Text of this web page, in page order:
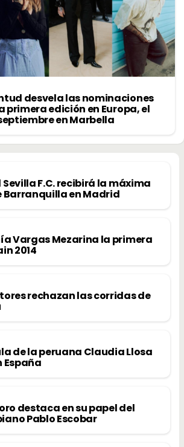
desvela las nominaciones
primera edición en Europa, el
en Marbella
F.C. recibirá la máxima
Barranquilla en Madrid
Vargas Mezarina la primera
2014
rechazan las corridas de
de la peruana Claudia Llosa
España
destaca en su papel del
Pablo Escobar